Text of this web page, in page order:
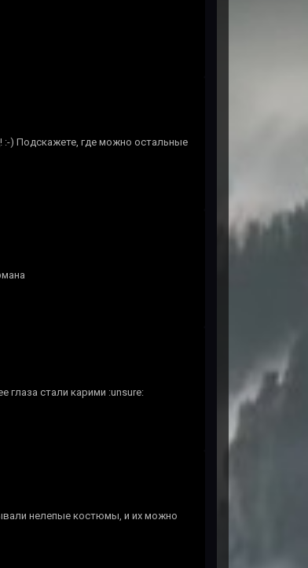
:-) Подскажете, где можно остальные
глаза стали карими :unsure:
нелепые костюмы, и их можно